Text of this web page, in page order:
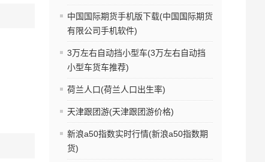
中国国际期货手机版下载(中国国际期货
有限公司手机软件)
3万左右自动挡小型车(3万左右自动挡
小型车货车推荐)
荷兰人口(荷兰人口出生率)
天津跟团游(天津跟团游价格)
新浪a50指数实时行情(新浪a50指数期
货)